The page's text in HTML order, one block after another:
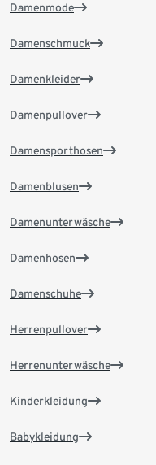
Damenmode
Damenschmuck
Damenkleider
Damenpullover
Damensporthosen
Damenblusen
Damenunterwäsche
Damenhosen
Damenschuhe
Herrenpullover
Herrenunterwäsche
Kinderkleidung
Babykleidung